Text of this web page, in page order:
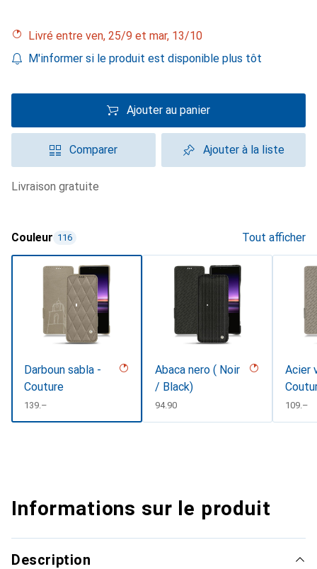
Livré entre ven, 25/9 et mar, 13/10
M'informer si le produit est disponible plus tôt
Ajouter au panier
Comparer Ajouter à la liste
livraison gratuite
Couleur 116 Tout afficher
Darboun sabla -
Couture
CHF
139.–
Abaca nero ( Noir
/ Black)
CHF
94.90
Acier
CHF
109.–
Informations sur le produit
Description